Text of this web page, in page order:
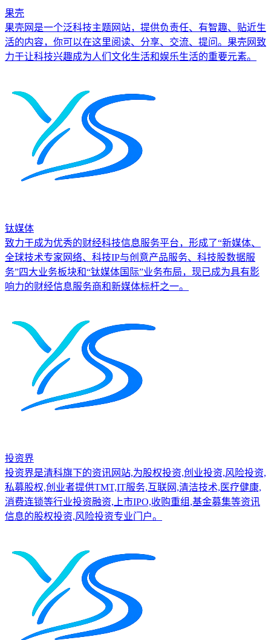
果壳
果壳网是一个泛科技主题网站，提供负责任、有智趣、贴近生
活的内容，你可以在这里阅读、分享、交流、提问。果壳网致
力于让科技兴趣成为人们文化生活和娱乐生活的重要元素。
钛媒体
致力于成为优秀的财经科技信息服务平台，形成了“新媒体、
全球技术专家网络、科技IP与创意产品服务、科技股数据服
务”四大业务板块和“钛媒体国际”业务布局，现已成为具有影
响力的财经信息服务商和新媒体标杆之一。
投资界
投资界是清科旗下的资讯网站,为股权投资,创业投资,风险投资,
私募股权,创业者提供TMT,IT服务,互联网,清洁技术,医疗健康,
消费连锁等行业投资融资,上市IPO,收购重组,基金募集等资讯
信息的股权投资,风险投资专业门户。